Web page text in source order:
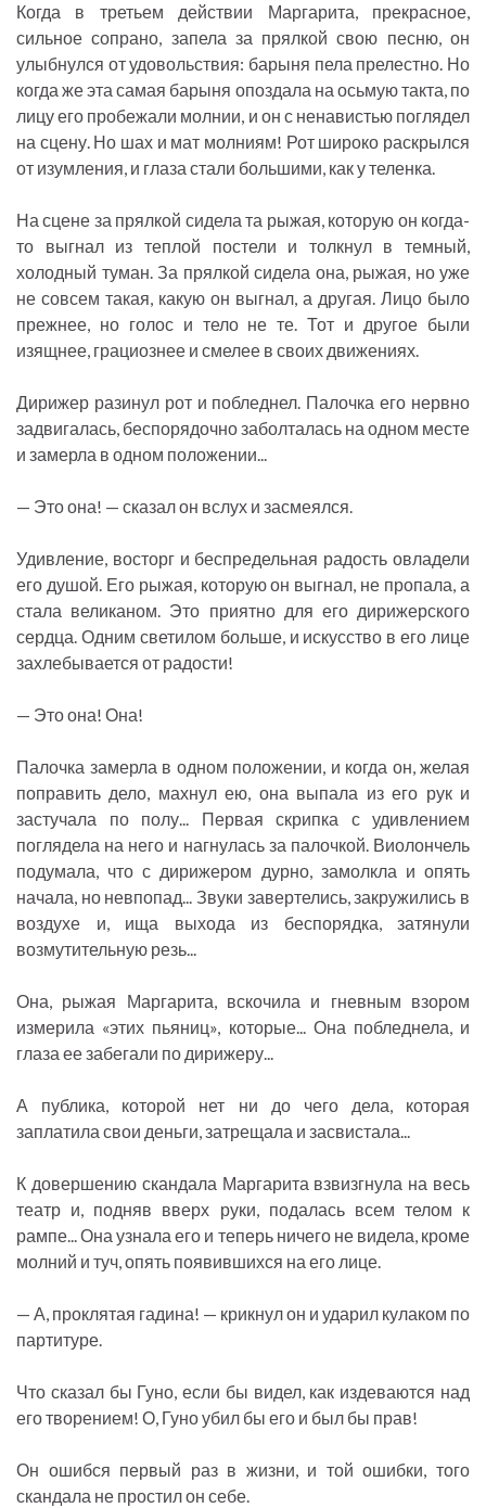
Когда в третьем действии Маргарита, прекрасное,
сильное сопрано, запела за прялкой свою песню, он
улыбнулся от удовольствия: барыня пела прелестно. Но
когда же эта самая барыня опоздала на осьмую такта, по
лицу его пробежали молнии, и он с ненавистью поглядел
на сцену. Но шах и мат молниям! Рот широко раскрылся
от изумления, и глаза стали большими, как у теленка.
На сцене за прялкой сидела та рыжая, которую он когда-
то выгнал из теплой постели и толкнул в темный,
холодный туман. За прялкой сидела она, рыжая, но уже
не совсем такая, какую он выгнал, а другая. Лицо было
прежнее, но голос и тело не те. Тот и другое были
изящнее, грациознее и смелее в своих движениях.
Дирижер разинул рот и побледнел. Палочка его нервно
задвигалась, беспорядочно заболталась на одном месте
и замерла в одном положении...
— Это она! — сказал он вслух и засмеялся.
Удивление, восторг и беспредельная радость овладели
его душой. Его рыжая, которую он выгнал, не пропала, а
стала великаном. Это приятно для его дирижерского
сердца. Одним светилом больше, и искусство в его лице
захлебывается от радости!
— Это она! Она!
Палочка замерла в одном положении, и когда он, желая
поправить дело, махнул ею, она выпала из его рук и
застучала по полу... Первая скрипка с удивлением
поглядела на него и нагнулась за палочкой. Виолончель
подумала, что с дирижером дурно, замолкла и опять
начала, но невпопад... Звуки завертелись, закружились в
воздухе и, ища выхода из беспорядка, затянули
возмутительную резь...
Она, рыжая Маргарита, вскочила и гневным взором
измерила «этих пьяниц», которые... Она побледнела, и
глаза ее забегали по дирижеру...
А публика, которой нет ни до чего дела, которая
заплатила свои деньги, затрещала и засвистала...
К довершению скандала Маргарита взвизгнула на весь
театр и, подняв вверх руки, подалась всем телом к
рампе... Она узнала его и теперь ничего не видела, кроме
молний и туч, опять появившихся на его лице.
— А, проклятая гадина! — крикнул он и ударил кулаком по
партитуре.
Что сказал бы Гуно, если бы видел, как издеваются над
его творением! О, Гуно убил бы его и был бы прав!
Он ошибся первый раз в жизни, и той ошибки, того
скандала не простил он себе.